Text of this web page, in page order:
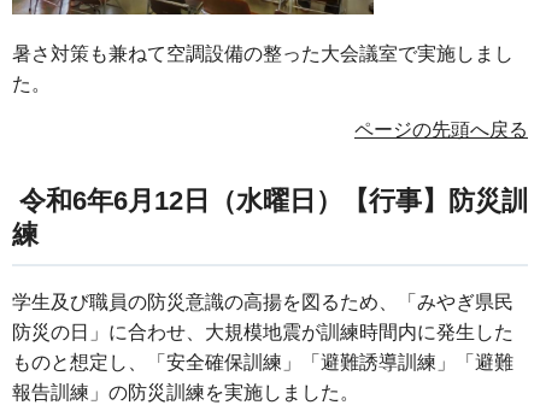
暑さ対策も兼ねて空調設備の整った大会議室で実施しまし
た。
ページの先頭へ戻る
令和6年6月12日（水曜日）【行事】防災訓
練
学生及び職員の防災意識の高揚を図るため、「みやぎ県民
防災の日」に合わせ、大規模地震が訓練時間内に発生した
ものと想定し、「安全確保訓練」「避難誘導訓練」「避難
報告訓練」の防災訓練を実施しました。